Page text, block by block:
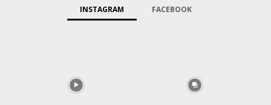
INSTAGRAM FACEBOOK